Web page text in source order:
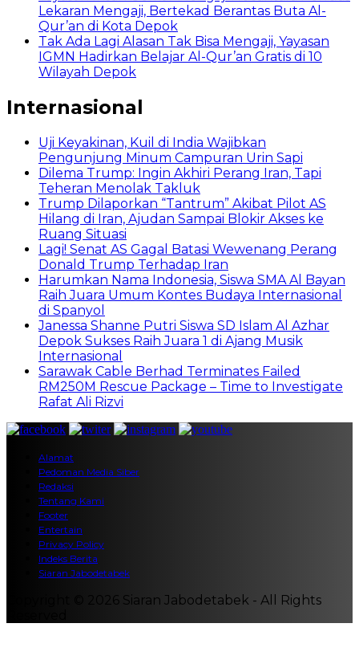
Lekaran Mengaji, Bertekad Berantas Buta Al-
Qur’an di Kota Depok
Tak Ada Lagi Alasan Tak Bisa Mengaji, Yayasan
IGMN Hadirkan Belajar Al-Qur’an Gratis di 10
Wilayah Depok
Internasional
Uji Keyakinan, Kuil di India Wajibkan
Pengunjung Minum Campuran Urin Sapi
Dilema Trump: Ingin Akhiri Perang Iran, Tapi
Teheran Menolak Takluk
Trump Dilaporkan “Tantrum” Akibat Pilot AS
Hilang di Iran, Ajudan Sampai Blokir Akses ke
Ruang Situasi
Lagi! Senat AS Gagal Batasi Wewenang Perang
Donald Trump Terhadap Iran
Harumkan Nama Indonesia, Siswa SMA Al Bayan
Raih Juara Umum Kontes Budaya Internasional
di Spanyol
Janessa Shanne Putri Siswa SD Islam Al Azhar
Depok Sukses Raih Juara 1 di Ajang Musik
Internasional
Sarawak Cable Berhad Terminates Failed
RM250M Rescue Package – Time to Investigate
Rafat Ali Rizvi
Alamat
Pedoman Media Siber
Redaksi
Tentang Kami
Footer
Entertain
Privacy Policy
Indeks Berita
Siaran Jabodetabek
Copyright © 2026 Siaran Jabodetabek - All Rights